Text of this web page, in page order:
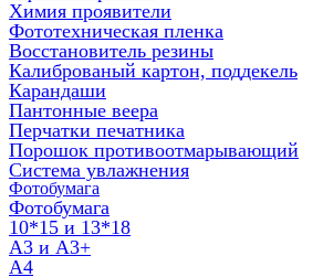
Химия проявители
Фототехническая пленка
Восстановитель резины
Калиброваный картон, поддекель
Карандаши
Пантонные веера
Перчатки печатника
Порошок противоотмарывающий
Система увлажнения
Фотобумага
Фотобумага
10*15 и 13*18
A3 и А3+
А4